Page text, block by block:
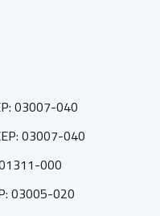
03007-040
03007-040
000
03005-020